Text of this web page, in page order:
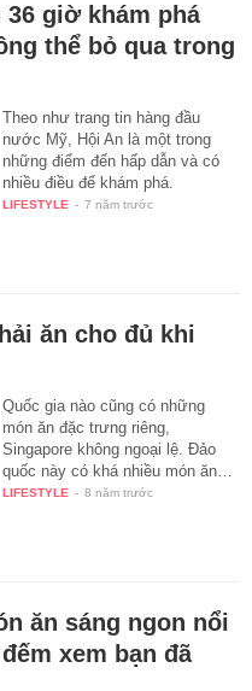
giờ khám phá
thể bỏ qua trong
Theo như trang tin hàng đầu
nước Mỹ, Hội An là một trong
những điểm đến hấp dẫn và có
nhiều điều để khám phá.
LIFESTYLE - 7 năm trước
ăn cho đủ khi
Quốc gia nào cũng có những
món ăn đặc trưng riêng,
Singapore không ngoại lệ. Đảo
quốc này có khá nhiều món ăn…
LIFESTYLE - 8 năm trước
ăn sáng ngon nổi
xem bạn đã